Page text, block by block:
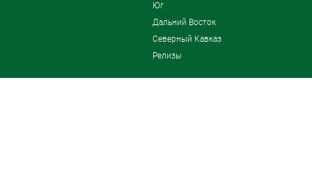
Юг
Дальний Восток
Северный Кавказ
Релизы